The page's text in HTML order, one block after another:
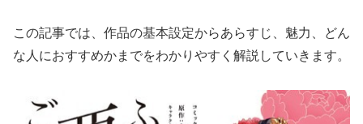
この記事では、作品の基本設定からあらすじ、魅力、どん
な人におすすめかまでをわかりやすく解説していきます。